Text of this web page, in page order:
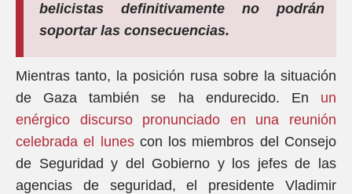
belicistas definitivamente no podrán
soportar las consecuencias.
Mientras tanto, la posición rusa sobre la situación
de Gaza también se ha endurecido. En un
enérgico discurso pronunciado en una reunión
celebrada el lunescon los miembros del Consejo
de Seguridad y del Gobierno y los jefes de las
agencias de seguridad, el presidente Vladimir